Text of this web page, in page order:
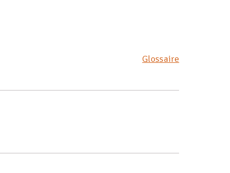
Glossaire